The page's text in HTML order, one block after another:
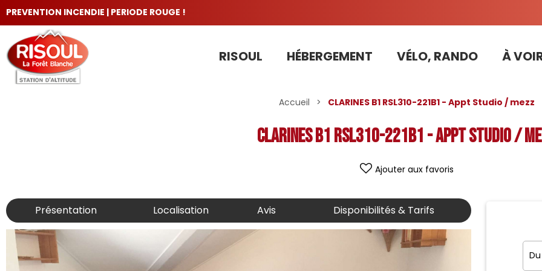
PREVENTION INCENDIE | PERIODE ROUGE !
RISOUL HÉBERGEMENT VÉLO, RANDO À
Accueil > CLARINES B1 RSL310-221B1 - Appt Studio / mezz
CLARINES B1 RSL310-221B1 - Appt Studio /
Ajouter aux favoris
Présentation Localisation Avis Disponibilités & Tarifs